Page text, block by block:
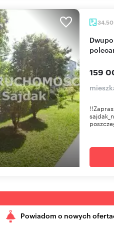
34,50
Dwupokojowe mieszkanie z widokiem na las -
159
Powiadom o nowych